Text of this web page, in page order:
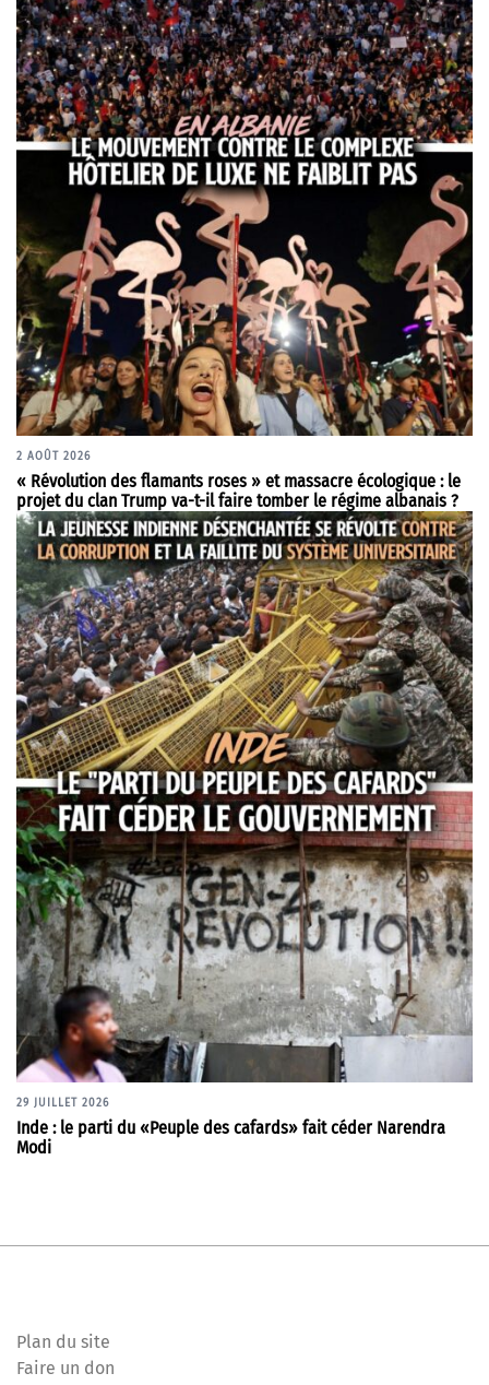
2 AOÛT 2026
« Révolution des flamants roses » et massacre écologique : le
projet du clan Trump va-t-il faire tomber le régime albanais ?
29 JUILLET 2026
Inde : le parti du «Peuple des cafards» fait céder Narendra
Modi
Plan du site
Faire un don